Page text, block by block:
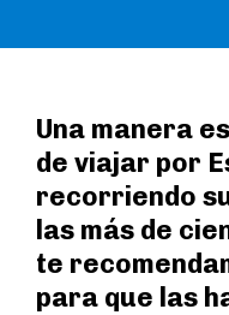
Una manera
de viajar por
recorriendo
las más de
te
para que las